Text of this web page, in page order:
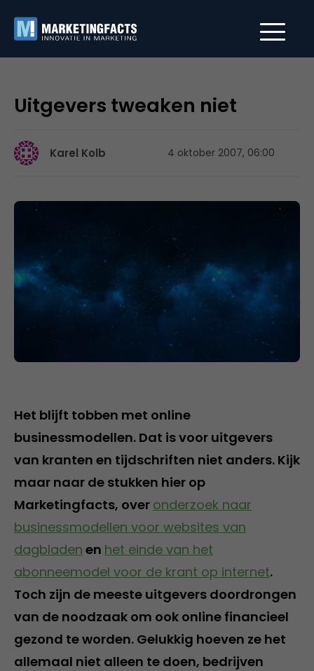
Uitgevers tweaken niet
Karel Kolb 4 oktober 2007, 06:00
Het blijft tobben met online
businessmodellen. Dat is voor uitgevers
van kranten en tijdschriften niet anders. Kijk
maar naar de stukken hier op
Marketingfacts, over onderzoek naar
businessmodellen voor websites van
dagbladen en het einde van het
abonneemodel voor de krant op internet.
Toch zijn de meeste uitgevers doordrongen
van de noodzaak om ook online financieel
gezond te worden. Gelukkig hoeven ze het
allemaal niet alleen te doen, bedrijven